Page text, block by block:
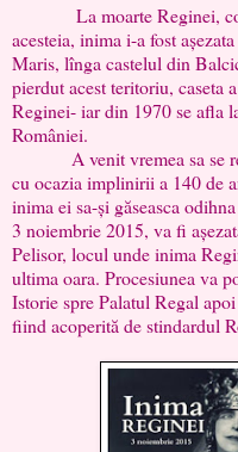
La moarte Reginei,
acesteia, inima i-a fost
Maris, lînga castelul din
pierdut acest teritoriu, caseta
Reginei- iar din 1970 se afla
României.
A venit vremea sa se
cu ocazia implinirii a 140 de
inima ei sa-și găseasca
3 noiembrie 2015, va fi
Pelisor, locul unde inima
ultima oara. Procesiunea va
Istorie spre Palatul Regal
fiind acoperită de stindardul